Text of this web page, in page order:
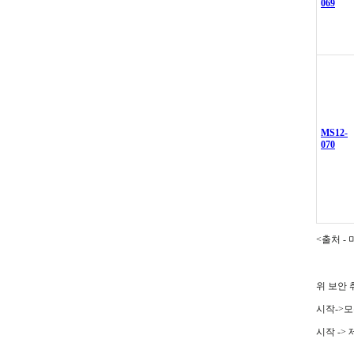
069
MS12-
070
<출처 -
위 보안
시작->
시작 ->